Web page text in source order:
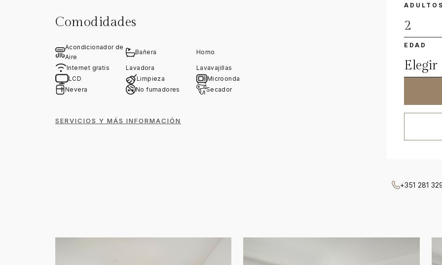
Comodidades
Acondicionador de
Aire
Bañera Horno
Internet gratis Lavadora
Lavavajillas
LCD
Limpieza
Microonda
Nevera
No fumadores Secador
SERVICIOS Y MÁS INFORMACIÓN
EDAD
Elegir
+351 281